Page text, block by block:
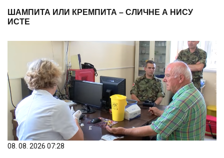
ШАМПИТА ИЛИ КРЕМПИТА – СЛИЧНЕ А НИСУ
ИСТЕ
08. 08. 2026 07:28